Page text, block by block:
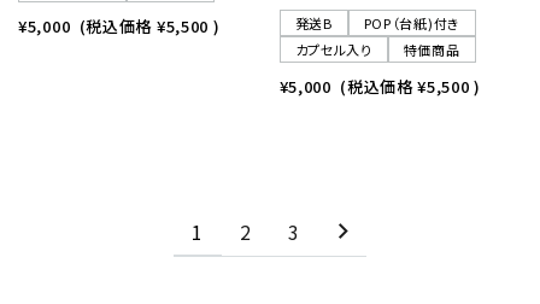
¥5,000 (税込価格 ¥5,500 ) 発送B
POP（台紙)付き
カプセル入り
特価商品
¥5,000 (税込価格¥5,500 )
1 2 3